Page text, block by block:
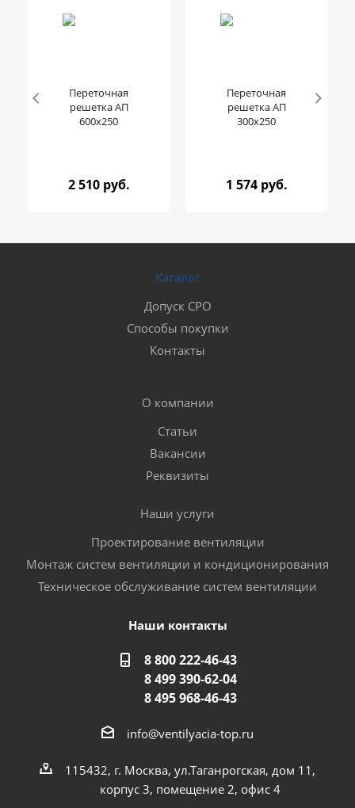
Переточная
решетка АП
600x250
2 510 руб.
Переточная
решетка АП
300x250
1 574 руб.
Каталог
Допуск СРО
Способы покупки
Контакты
О компании
Статьи
Вакансии
Реквизиты
Наши услуги
Проектирование вентиляции
Монтаж систем вентиляции и кондиционирования
Техническое обслуживание систем вентиляции
Наши контакты
8 800 222-46-43
8 499 390-62-04
8 495 968-46-43
info@ventilyacia-top.ru
115432, г. Москва, ул.Таганрогская, дом 11,
корпус 3, помещение 2, офис 4